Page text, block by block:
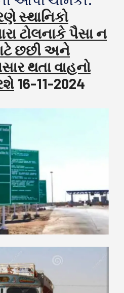
સ્થાનિકો
ટોલનાકે પૈસા ન
છછી અને
થતા વાહનો
16-11-2024